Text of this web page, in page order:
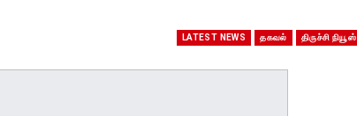
LATEST NEWS தகவல் திருச்சி நியூஸ்